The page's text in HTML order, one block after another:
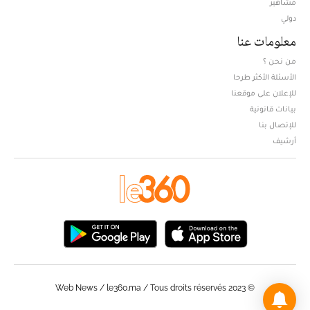
مشاهير
دولي
معلومات عنا
من نحن ؟
الأسئلة الأكثر طرحا
للإعلان على موقعنا
بيانات قانونية
للإتصال بنا
أرشيف
© Web News / le360.ma / Tous droits réservés 2023